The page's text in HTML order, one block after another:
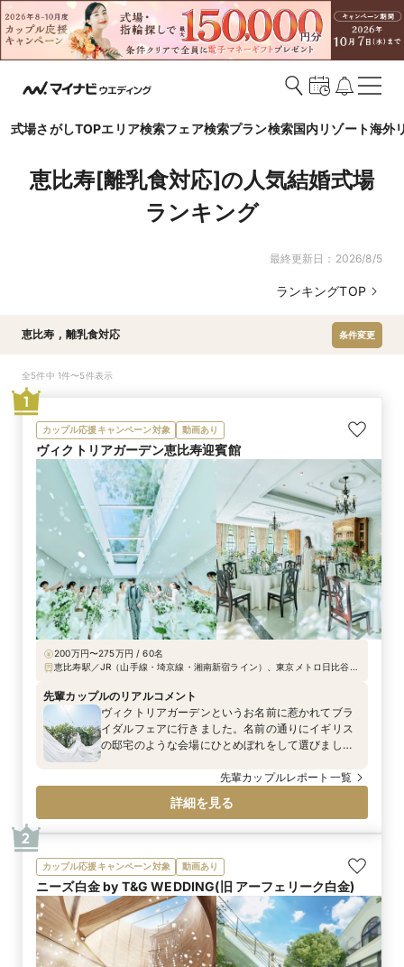
式場さがしTOPエリア検索フェア検索プラン検索国内リゾート海外
恵比寿[離乳食対応]の人気結婚式場
ランキング
最終更新日： 2026/8/5
ランキングTOP
恵比寿 , 離乳食対応 条件変更
全5件中 1件〜5件表示
カップル応援キャンペーン対象 動画あり
ヴィクトリアガーデン恵比寿迎賓館
200万円〜275万円 / 60名
恵比寿駅／JR（山手線・埼京線・湘南新宿ライン）、東京メトロ日比谷線
先輩カップルのリアルコメント
ヴィクトリアガーデンというお名前に惹かれてブラ
イダルフェアに行きました。名前の通りにイギリス
の邸宅のような会場にひとめぼれをして選びまし
先輩カップルレポート一覧
詳細を見る
1
カップル応援キャンペーン対象 動画あり
ニーズ白金 by T&G WEDDING(旧 アーフェリーク白金)
2